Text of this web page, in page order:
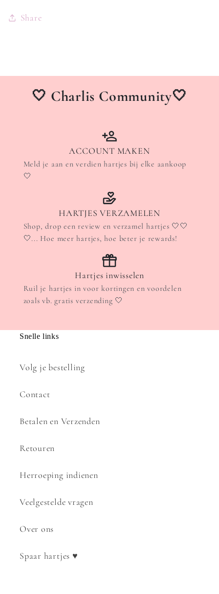
Share
🤍 Charlis Community🤍
ACCOUNT MAKEN
Meld je aan en verdien hartjes bij elke aankoop
🤍
HARTJES VERZAMELEN
Shop, drop een review en verzamel hartjes 🤍🤍
🤍... Hoe meer hartjes, hoe beter je rewards!
Hartjes inwisselen
Ruil je hartjes in voor kortingen en voordelen
zoals vb. gratis verzending 🤍
Snelle links
Volg je bestelling
Contact
Betalen en Verzenden
Retouren
Herroeping indienen
Veelgestelde vragen
Over ons
Spaar hartjes ♥